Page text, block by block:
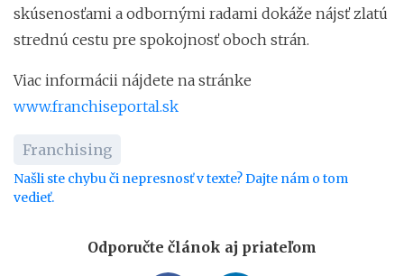
skúsenosťami a odbornými radami dokáže nájsť zlatú
strednú cestu pre spokojnosť oboch strán.
Viac informácii nájdete na stránke
www.franchiseportal.sk
Franchising
Našli ste chybu či nepresnosť v texte? Dajte nám o tom
vedieť.
Odporučte článok aj priateľom